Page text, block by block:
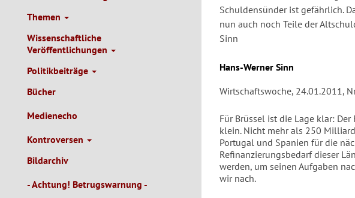
Themen
Wissenschaftliche
Veröffentlichungen
Politikbeiträge
Bücher
Medienecho
Kontroversen
Bildarchiv
- Achtung! Betrugswarnung -
Schuldensünder ist gefährlich.
nun auch noch Teile der
Sinn
Autor/en
Hans-Werner Sinn
Wirtschaftswoche, 24.01.2011,
Für Brüssel ist die Lage klar:
klein. Nicht mehr als 250
Portugal und Spanien für die
Refinanzierungsbedarf dieser
werden, um seinen Aufgaben
wir nach.